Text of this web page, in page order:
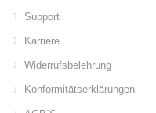
Support
Karriere
Widerrufsbelehrung
Konformitätserklärungen